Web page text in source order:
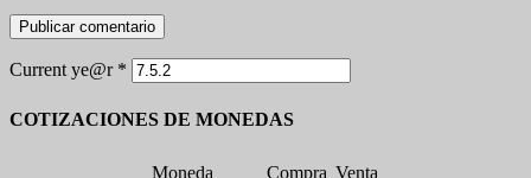
Current ye@r *
COTIZACIONES DE MONEDAS
Moneda Compra Venta